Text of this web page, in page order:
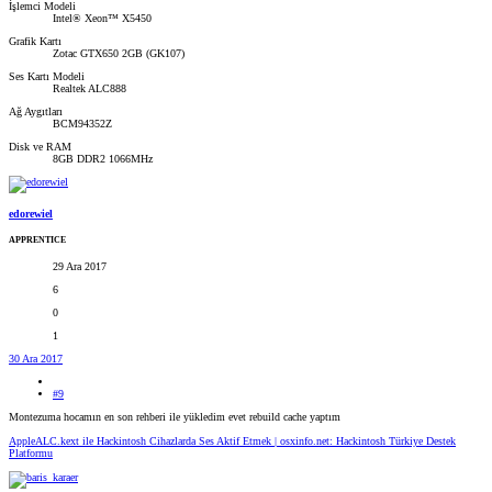
İşlemci Modeli
Intel® Xeon™ X5450
Grafik Kartı
Zotac GTX650 2GB (GK107)
Ses Kartı Modeli
Realtek ALC888
Ağ Aygıtları
BCM94352Z
Disk ve RAM
8GB DDR2 1066MHz
edorewiel
APPRENTICE
29 Ara 2017
6
0
1
30 Ara 2017
#9
Montezuma hocamın en son rehberi ile yükledim evet rebuild cache yaptım
AppleALC.kext ile Hackintosh Cihazlarda Ses Aktif Etmek | osxinfo.net: Hackintosh Türkiye Destek
Platformu